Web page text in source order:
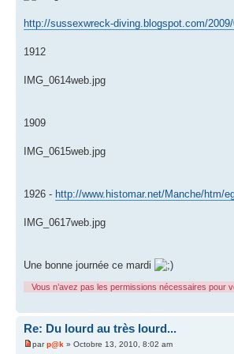
http://sussexwreck-diving.blogspot.com/
1912
IMG_0614web.jpg
1909
IMG_0615web.jpg
1926 - http://www.histomar.net/Manche/htm/
IMG_0617web.jpg
Une bonne journée ce mardi
Vous n’avez pas les permissions nécessaires pour
Re: Du lourd au très lourd...
parp@k » Octobre 13, 2010, 8:02 am